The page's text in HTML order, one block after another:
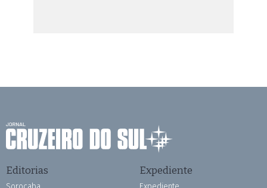
Editorias Expediente